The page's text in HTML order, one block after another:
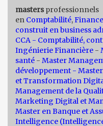
masters professionnels
en Comptabilité,Finance
construit en business
CCA - Comptabilité,
Ingénierie Financière -
santé - Master
développement -
et Transformation
Management de la
Marketing Digital et
Master en Banque et
Intelligence